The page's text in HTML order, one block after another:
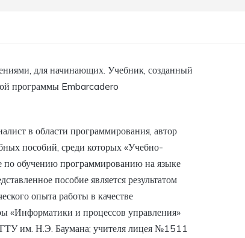
для начинающих. Учебник, созданный
программы Embarcadero
в области программирования, автор
пособий, среди которых «Учебно-
по обучению программированию на языке
пособие является результатом
опыта работы в качестве
«Информатики и процессов управления»
Н.Э. Баумана; учителя лицея №1511